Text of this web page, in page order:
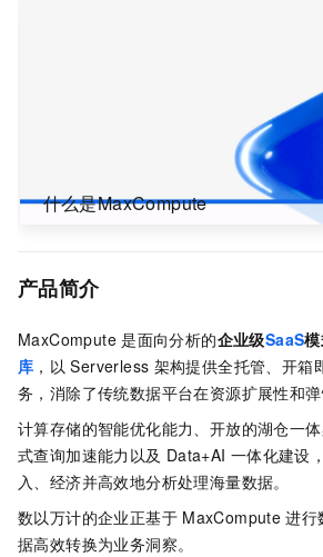
什么是MaxCompute
产品简介
MaxCompute 是面向分析的企业级SaaS
库 ，以 Serverless 架构提供全托管、开箱
务，消除了传统数据平台在资源扩展性和弹
计算存储的智能优化能力、开放的湖仓一
式查询加速能力以及 Data+AI 一体化建设
入、经济并高效地分析处理海量数据。
数以万计的企业正基于 MaxCompute 进行
据高效转换为业务洞察。